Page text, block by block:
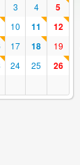
3 4
5
10 11
12
17 18 19
24 25
26